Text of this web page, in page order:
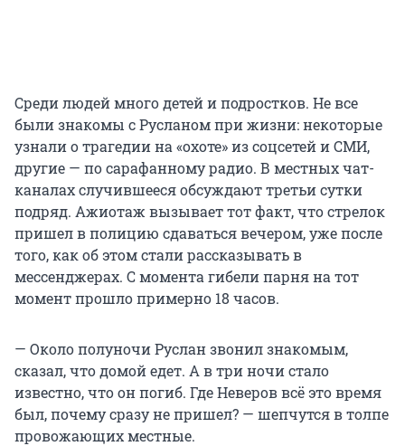
Среди людей много детей и подростков. Не все
были знакомы с Русланом при жизни: некоторые
узнали о трагедии на «охоте» из соцсетей и СМИ,
другие — по сарафанному радио. В местных чат-
каналах случившееся обсуждают третьи сутки
подряд. Ажиотаж вызывает тот факт, что стрелок
пришел в полицию сдаваться вечером, уже после
того, как об этом стали рассказывать в
мессенджерах. С момента гибели парня на тот
момент прошло примерно 18 часов.
— Около полуночи Руслан звонил знакомым,
сказал, что домой едет. А в три ночи стало
известно, что он погиб. Где Неверов всё это время
был, почему сразу не пришел? — шепчутся в толпе
провожающих местные.